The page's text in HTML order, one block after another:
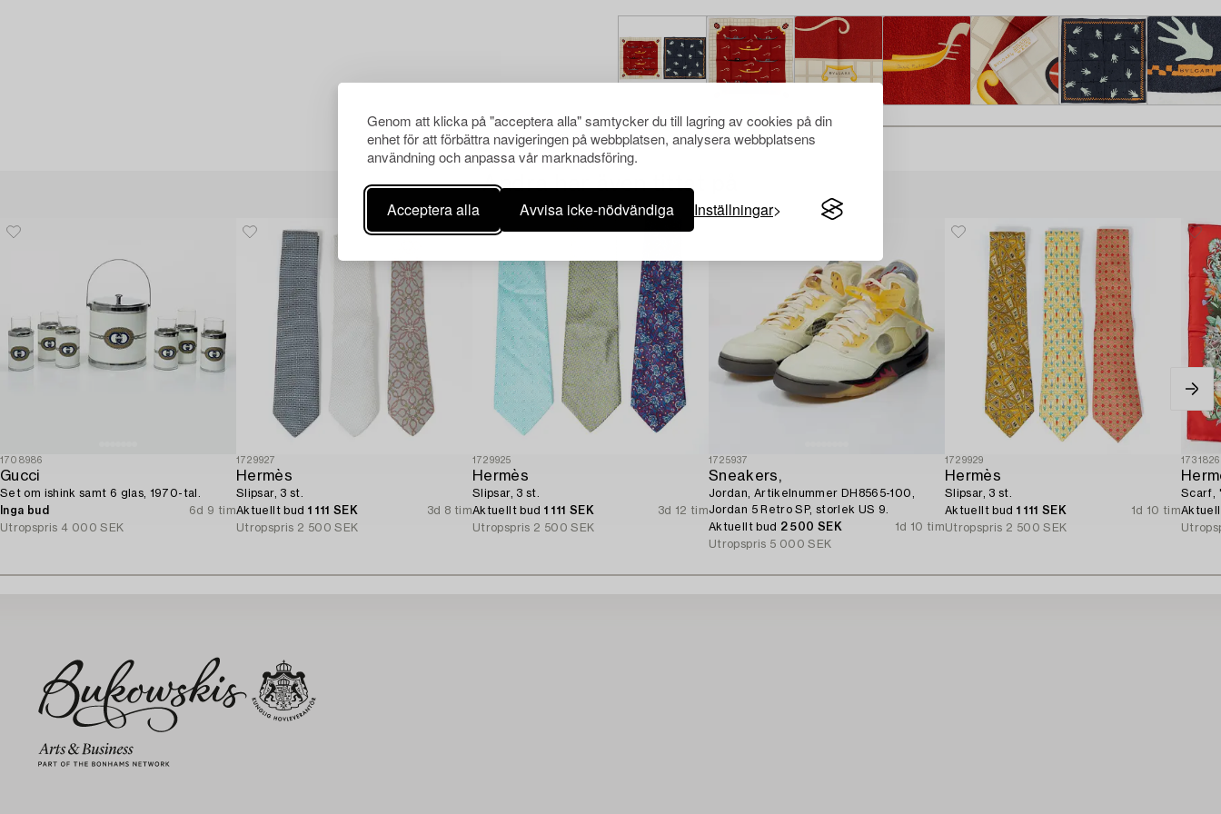
Genom att klicka på "acceptera alla" samtycker du till lagring av cookies på din
enhet för att förbättra navigeringen på webbplatsen, analysera webbplatsens
användning och anpassa vår marknadsföring.
Acceptera alla Avvisa icke-nödvändiga Inställningar
Andra har även tittat på
1708986
Gucci
Set om ishink samt 6 glas, 1970-tal.
Inga bud
6d 9 tim
Utropspris 4 000 SEK
1729927
Hermès
Slipsar, 3 st.
Aktuellt bud 1 111 SEK
3d 8 tim
Utropspris 2 500 SEK
1729925
Hermès
Slipsar, 3 st.
Aktuellt bud 1 111 SEK
3d 12 tim
Utropspris 2 500 SEK
1725937
Sneakers,
Jordan, Artikelnummer DH8565-100,
Jordan 5 Retro SP, storlek US 9.
Aktuellt bud 2 500 SEK
1d 10 tim
Utropspris 5 000 SEK
1729929
Hermès
Slipsar, 3 st.
Aktuellt bud 1 111 SEK
1d 10 tim
Utropspris 2 500 SEK
1731826
Scarf,